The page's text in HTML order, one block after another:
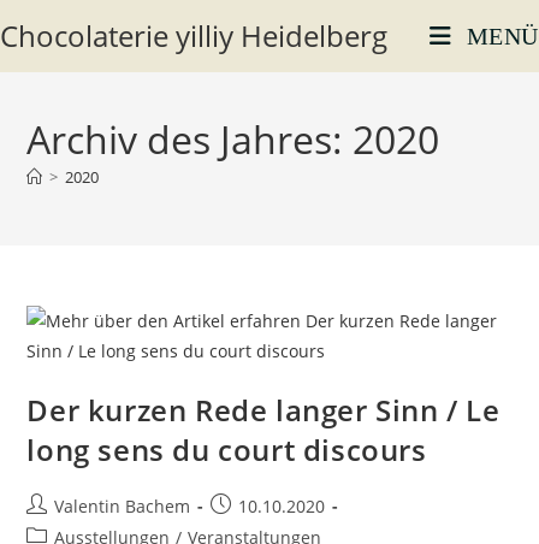
Inhalt
springen
Chocolaterie yilliy Heidelberg MENÜ
Archiv des Jahres: 2020
> 2020
Der kurzen Rede langer Sinn / Le
long sens du court discours
Beitrags-
Autor:
Valentin Bachem
Beitrag
veröffentlicht:
10.10.2020
Beitrags-
Ausstellungen / Veranstaltungen